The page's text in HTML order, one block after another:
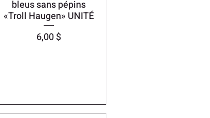
bleus sans pépins
«Troll Haugen» UNITÉ
Prix
6,00 $